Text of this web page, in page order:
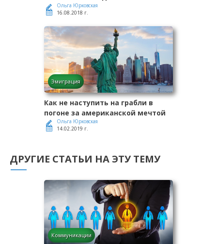
Ольга Юрковская
16.08.2018 г.
Эмиграция
Как не наступить на грабли в
погоне за американской мечтой
Ольга Юрковская
14.02.2019 г.
ДРУГИЕ СТАТЬИ НА ЭТУ ТЕМУ
Коммуникации